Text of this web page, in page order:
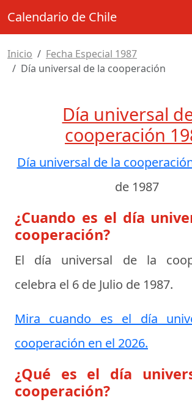
Calendario de Chile
Inicio
Fecha Especial 1987
Día universal de la cooperación
Día universal
cooperación
Día universal de la
de 1987
¿Cuando es el día
cooperación?
El día universal de la
celebra el 6 de Julio de 1987.
Mira cuando es el día
cooperación en el 2026.
¿Qué es el día
cooperación?